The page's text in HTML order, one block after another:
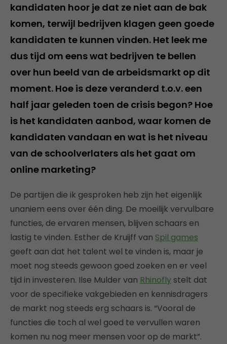
kandidaten hoor je dat ze niet aan de bak
komen, terwijl bedrijven klagen geen goede
kandidaten te kunnen vinden. Het leek me
dus tijd om eens wat bedrijven te bellen
over hun beeld van de arbeidsmarkt op dit
moment. Hoe is deze veranderd t.o.v. een
half jaar geleden toen de crisis begon? Hoe
is het kandidaten aanbod, waar komen de
kandidaten vandaan en wat is het niveau
van de schoolverlaters als het gaat om
online marketing?
De partijen die ik gesproken heb zijn het eigenlijk
unaniem eens over één ding. De moeilijk vervulbare
functies, de ervaren mensen, blijven schaars en
lastig te vinden. Esther de Kruijff van Spil games
geeft aan dat het talent wel te vinden is, maar je
moet nog steeds gewoon goed zoeken en er veel
tijd in investeren. Ilse Mulder van Rhinoflystelt dat
voor de specifieke vakgebieden en kennisdragers
de markt nog steeds erg schaars is. “Vooral de
functies die toch al wel goed te vervullen waren
komen nu nog meer mensen voor op de markt”.